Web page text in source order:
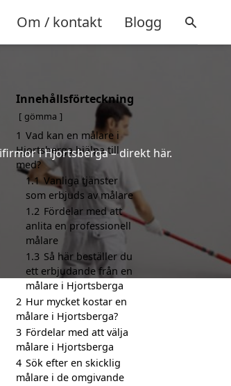
Om / kontakt Blogg
i Hjortsberga – direkt här.
Innehållsförteckning
gömma
1 Vad kan en målare i
Hjortsberga hjälpa till
med?
1.1 Vanliga tjänster
som erbjuds av målare
1.2 Fördelar med att
anlita en professionell
målare
1.3 Så här beställer du
ett erbjudande från en
målare i Hjortsberga
2 Hur mycket kostar en
målare i Hjortsberga?
3 Fördelar med att välja
målare i Hjortsberga
4 Sök efter en skicklig
målare i de omgivande